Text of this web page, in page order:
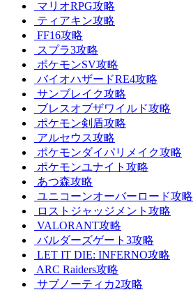
マリオRPG攻略
ティアキン攻略
FF16攻略
スプラ3攻略
ポケモンSV攻略
バイオハザードRE4攻略
サンブレイク攻略
ブレスオブザワイルド攻略
ポケモン剣盾攻略
アルセウス攻略
ポケモンダイパリメイク攻略
ポケモンユナイト攻略
あつ森攻略
ユニコーンオーバーロード攻略
ロストジャッジメント攻略
VALORANT攻略
バルダーズゲート3攻略
LET IT DIE: INFERNO攻略
ARC Raiders攻略
サブノーティカ2攻略